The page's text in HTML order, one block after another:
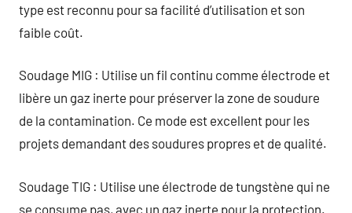
type est reconnu pour sa facilité d’utilisation et son
faible coût.
Soudage MIG : Utilise un fil continu comme électrode et
libère un gaz inerte pour préserver la zone de soudure
de la contamination. Ce mode est excellent pour les
projets demandant des soudures propres et de qualité.
Soudage TIG : Utilise une électrode de tungstène qui ne
se consume pas, avec un gaz inerte pour la protection.